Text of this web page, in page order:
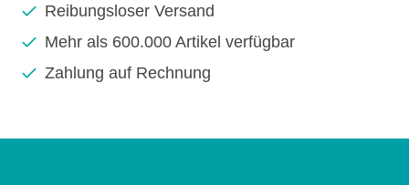
Reibungsloser Versand
Mehr als 600.000 Artikel verfügbar
Zahlung auf Rechnung